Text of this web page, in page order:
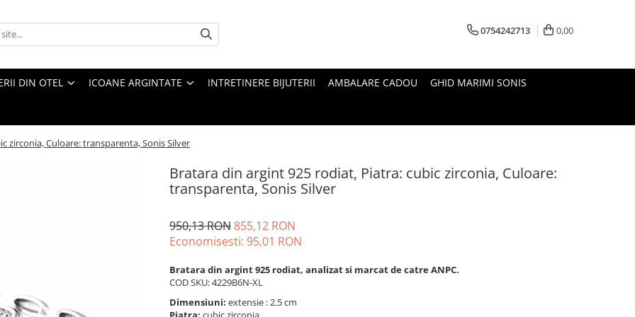
0754242713 0,00
DIN OTEL ICOANE ARGINTATE INTRETINERE BIJUTERII AMBALARE CADOU GHID MARIMI SONIS
zirconia, Culoare: transparenta, Sonis Silver
Bratara din argint 925 rodiat, Piatra: cubic zirconia, Culoare:
transparenta, Sonis Silver
950,13 RON855,12 RON
Economisesti: 95,01 RON
Bratara din argint 925 rodiat, analizat si marcat de catre ANPC.
COD SKU: 4229B6N-XL
Dimensiuni: extensie : 2.5 cm